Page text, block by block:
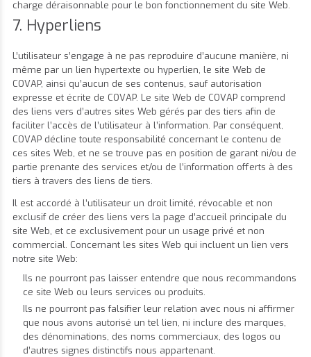
charge déraisonnable pour le bon fonctionnement du site Web.
7. Hyperliens
L’utilisateur s’engage à ne pas reproduire d’aucune manière, ni
même par un lien hypertexte ou hyperlien, le site Web de
COVAP, ainsi qu’aucun de ses contenus, sauf autorisation
expresse et écrite de COVAP. Le site Web de COVAP comprend
des liens vers d’autres sites Web gérés par des tiers afin de
faciliter l’accès de l’utilisateur à l’information. Par conséquent,
COVAP décline toute responsabilité concernant le contenu de
ces sites Web, et ne se trouve pas en position de garant ni/ou de
partie prenante des services et/ou de l’information offerts à des
tiers à travers des liens de tiers.
Il est accordé à l’utilisateur un droit limité, révocable et non
exclusif de créer des liens vers la page d’accueil principale du
site Web, et ce exclusivement pour un usage privé et non
commercial. Concernant les sites Web qui incluent un lien vers
notre site Web:
Ils ne pourront pas laisser entendre que nous recommandons
ce site Web ou leurs services ou produits.
Ils ne pourront pas falsifier leur relation avec nous ni affirmer
que nous avons autorisé un tel lien, ni inclure des marques,
des dénominations, des noms commerciaux, des logos ou
d’autres signes distinctifs nous appartenant.